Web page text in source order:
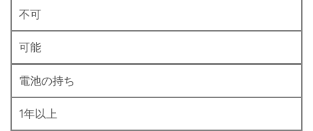
不可
可能
電池の持ち
1年以上